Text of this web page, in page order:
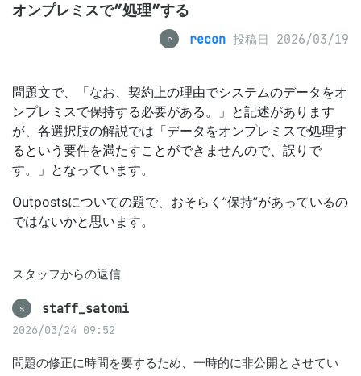
オンプレミスで”処理”する
r recon 投稿日 2026/03/19
問題文で、「なお、契約上の理由でシステムのデータをオ
ンプレミスで保持する必要がある。」と記述があります
が、各選択肢の解説では「データをオンプレミスで処理す
るという要件を満たすことができませんので、誤りで
す。」となっています。
Outpostsについての題で、おそらく”保持”があっているの
ではないかと思います。
スタッフからの返信
s staff_satomi
2026/03/24 09:52
問題の修正に時間を要するため、一時的に非公開とさせてい